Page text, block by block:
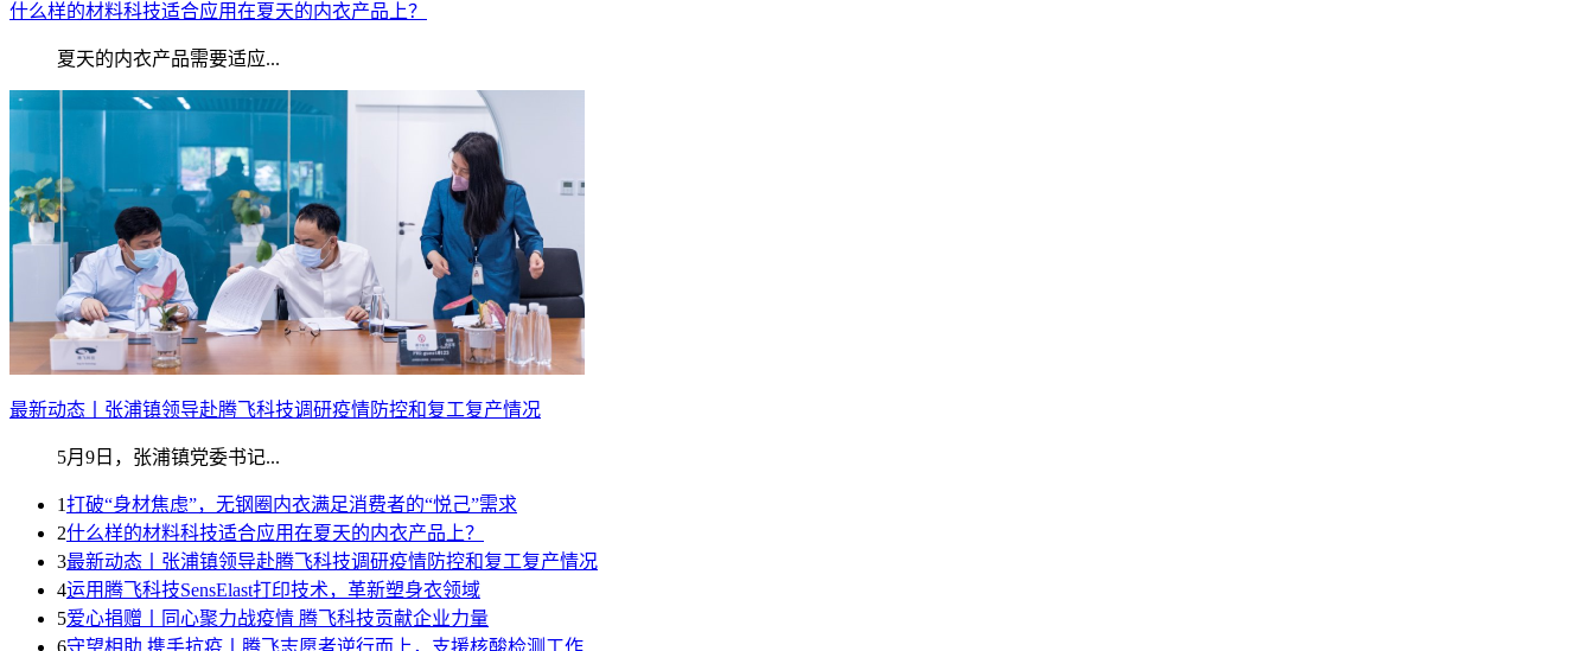
什么样的材料科技适合应用在夏天的内衣产品上？
夏天的内衣产品需要适应...
最新动态丨张浦镇领导赴腾飞科技调研疫情防控和复工复产情况
5月9日，张浦镇党委书记...
1打破“身材焦虑”，无钢圈内衣满足消费者的“悦己”需求
2什么样的材料科技适合应用在夏天的内衣产品上？
3最新动态丨张浦镇领导赴腾飞科技调研疫情防控和复工复产情况
4运用腾飞科技SensElast打印技术，革新塑身衣领域
5爱心捐赠丨同心聚力战疫情 腾飞科技贡献企业力量